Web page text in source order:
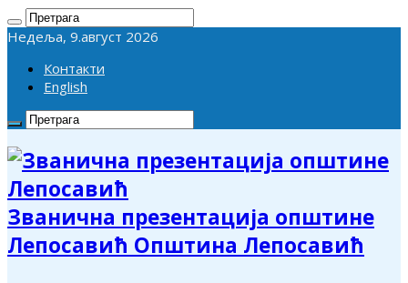
Недеља, 9.август 2026
Контакти
English
Званична презентација општине
Лепосавић Општина Лепосавић